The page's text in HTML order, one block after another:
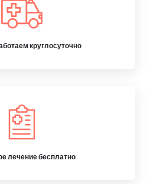
круглосуточно
лечение бесплатно